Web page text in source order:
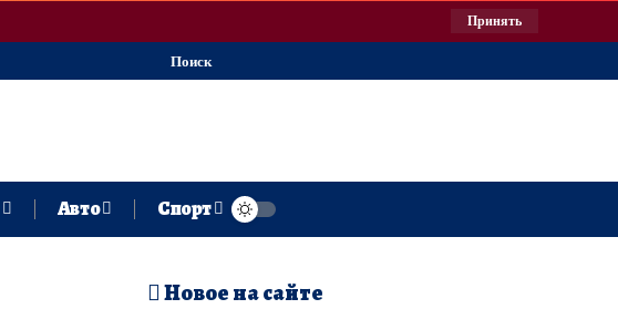
Принять
Поиск
Авто Спорт
Новое на сайте